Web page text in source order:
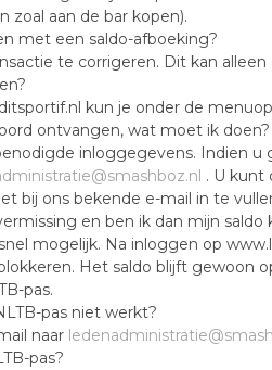
zoal aan de bar kopen).
met een saldo-afboeking?
te corrigeren. Dit kan
kun je onder de
ontvangen, wat moet ik doen?
inloggegevens. Indien
. U kunt
bij ons bekende e-mail in te
en ben ik dan mijn saldo
mogelijk. Na inloggen op
Het saldo blijft gewoon
pas.
pas niet werkt?
naar
pas?